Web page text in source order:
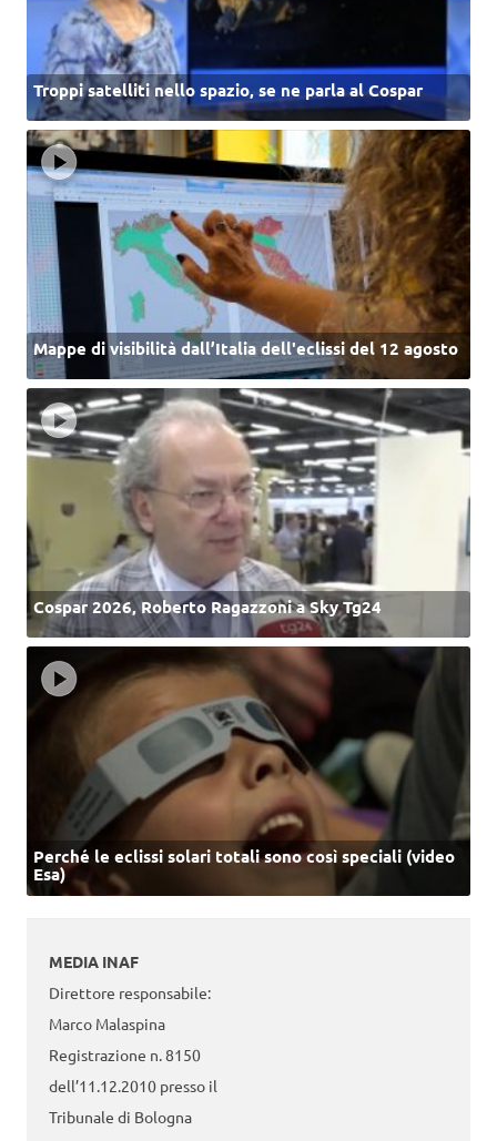
Troppi satelliti nello spazio, se ne parla al Cospar
Mappe di visibilità dall’Italia dell'eclissi del 12 agosto
Cospar 2026, Roberto Ragazzoni a Sky Tg24
Perché le eclissi solari totali sono così speciali (video
Esa)
MEDIA INAF
Direttore responsabile:
Marco Malaspina
Registrazione n. 8150
dell’11.12.2010 presso il
Tribunale di Bologna